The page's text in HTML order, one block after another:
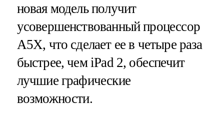
новая модель получит
усовершенствованный процессор
A5X, что сделает ее в четыре раза
быстрее, чем iPad 2, обеспечит
лучшие графические
возможности.